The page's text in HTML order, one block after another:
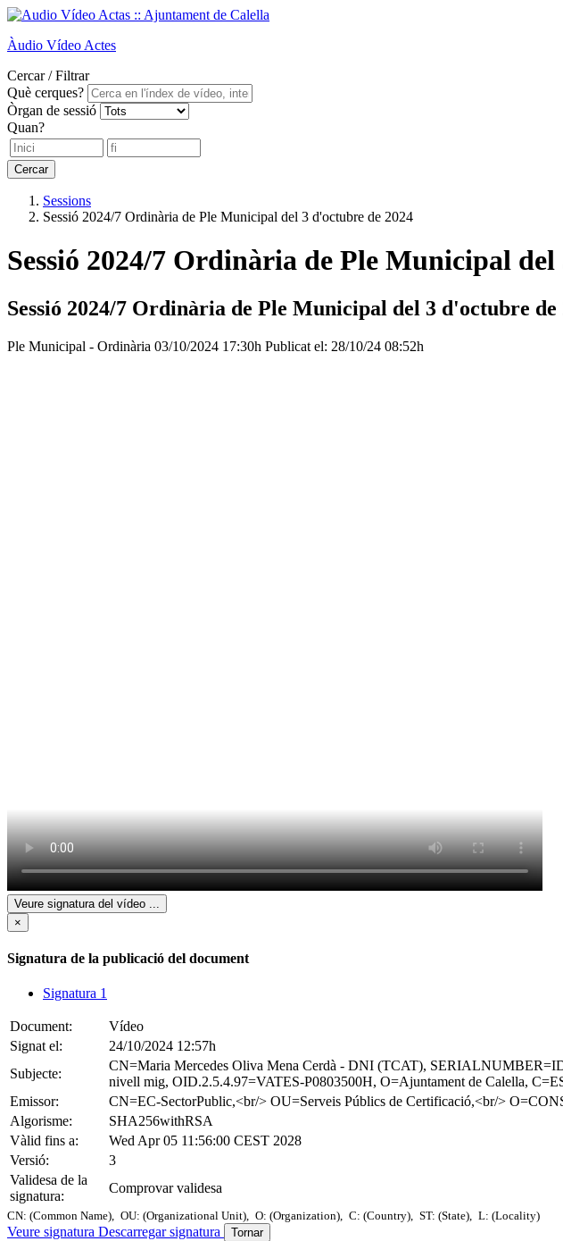
Àudio Vídeo Actes
Cercar / Filtrar
Què cerques?
Òrgan de sessió
Quan?
Cercar
Sessions
Sessió 2024/7 Ordinària de Ple Municipal del 3 d'octubre de 2024
Sessió 2024/7 Ordinària de Ple Municipal
Sessió 2024/7 Ordinària de Ple Municipal del 3 d'octubre de
Ple Municipal - Ordinària 03/10/2024 17:30h Publicat el: 28/10/24 08:52h
Veure signatura del vídeo
×
Signatura de la publicació del document
Signatura 1
Document:
Vídeo
Signat el:
24/10/2024 12:57h
Subjecte:
CN=Maria Mercedes Oliva Mena Cerdà - DNI (TCAT),
nivell mig, OID.2.5.4.97=VATES-P0803500H, O=Ajuntament de Calella,
Emissor:
CN=EC-SectorPublic,<br/> OU=Serveis Públics de Certificació,<br/>
Algorisme:
SHA256withRSA
Vàlid fins a:
Wed Apr 05 11:56:00 CEST 2028
Versió:
3
Validesa de la
signatura:
Comprovar validesa
CN: (Common Name), OU: (Organizational Unit), O: (Organization), C: (Country), ST: (State), L: (Locality)
Veure signatura Descarregar signatura Tornar